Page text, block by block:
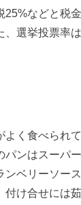
などと税
選挙投票率
く食べられ
ンはスーパ
ベリーソー
け合せには